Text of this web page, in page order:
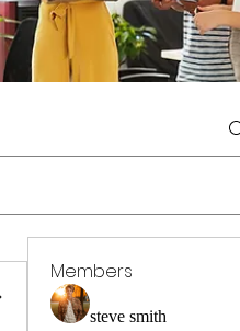
Members
steve smith